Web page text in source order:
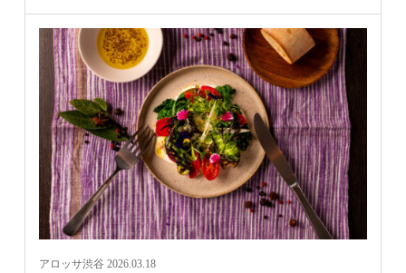
アロッサ渋谷 2026.03.18